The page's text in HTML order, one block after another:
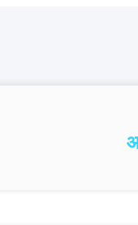
ईमानदार, पेशेवर, कुशल, वफादार।
सेवा आधुनिक उद्यमों की मुख्य
ग्राहकों की संतुष्टि, सामाजिक
ग्राहकों को बेहतर सेवा देने के